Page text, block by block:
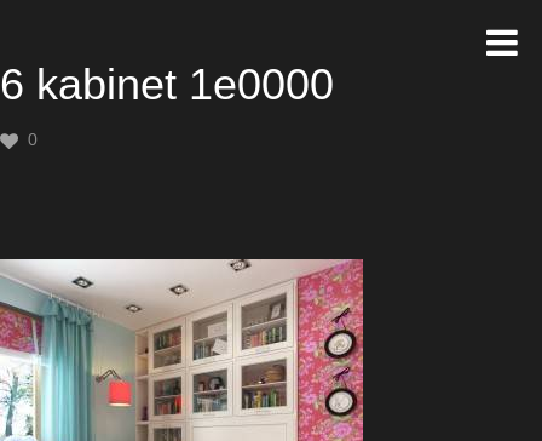
6 kabinet 1e0000
0